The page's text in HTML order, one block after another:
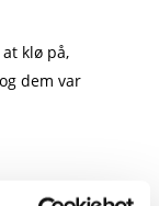
klø på,
dem var